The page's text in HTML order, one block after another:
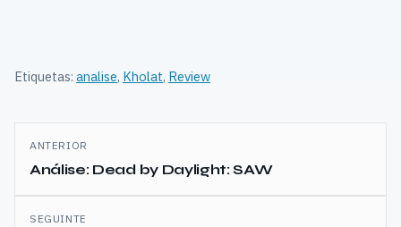
Etiquetas: analise, Kholat, Review
Navegação
de
artigos
ANTERIOR
Análise: Dead by Daylight: SAW
SEGUINTE